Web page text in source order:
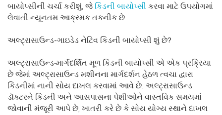
બાયોપ્સીની ચર્ચા કરીશું, જે કિડની બાયોપ્સી કરવા માટે ઉપયોગમાં
લેવાતી ન્યૂનતમ આક્રમક તકનીક છે.
અલ્ટ્રાસાઉન્ડ-ગાઇડેડ નેટિવ કિડની બાયોપ્સી શું છે?
અલ્ટ્રાસાઉન્ડ-માર્ગદર્શિત મૂળ કિડની બાયોપ્સી એ એક પ્રક્રિયા
છે જેમાં અલ્ટ્રાસાઉન્ડ મશીનના માર્ગદર્શન હેઠળ ત્વચા દ્વારા
કિડનીમાં નાની સોય દાખલ કરવામાં આવે છે. અલ્ટ્રાસાઉન્ડ
ડૉક્ટરને કિડની અને આસપાસના પેશીઓને વાસ્તવિક સમયમાં
જોવાની મંજૂરી આપે છે, ખાતરી કરે છે કે સોય યોગ્ય સ્થાને દાખલ